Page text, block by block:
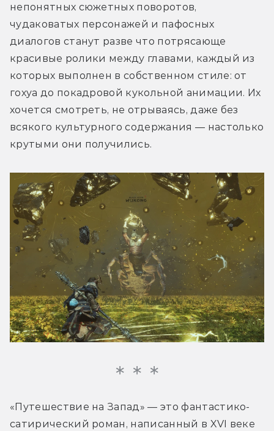
непонятных сюжетных поворотов,
чудаковатых персонажей и пафосных
диалогов станут разве что потрясающе
красивые ролики между главами, каждый из
которых выполнен в собственном стиле: от
гохуа до покадровой кукольной анимации. Их
хочется смотреть, не отрываясь, даже без
всякого культурного содержания — настолько
крутыми они получились.
«Путешествие на Запад» — это фантастико-
сатирический роман, написанный в XVI веке